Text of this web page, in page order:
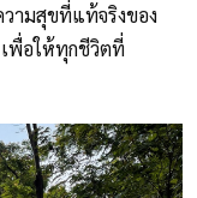
ามสุขที่แท้จริงของ
พื่อให้ทุกชีวิตที่